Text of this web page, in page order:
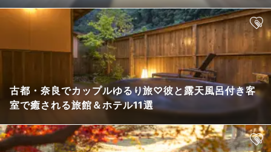
古都・奈良でカップルゆるり旅♡彼と露天風呂付き客
室で癒される旅館＆ホテル11選